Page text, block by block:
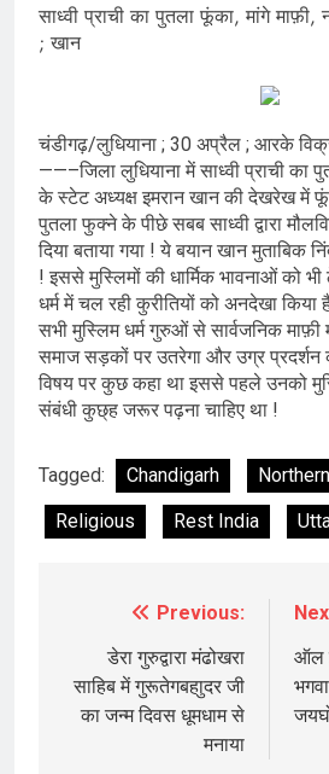
साध्वी प्राची का पुतला फूंका, मांगे माफ़ी,
; खान
चंडीगढ़/लुधियाना ; 30 अप्रैल ; आरके
——–जिला लुधियाना में साध्वी प्राची का
के स्टेट अध्यक्ष इमरान खान की देखरेख में
पुतला फुक्ने के पीछे सबब साध्वी द्वारा
दिया बताया गया ! ये बयान खान मुताबिक
! इससे मुस्लिमों की धार्मिक भावनाओं को
धर्म में चल रही कुरीतियों को अनदेखा किया
सभी मुस्लिम धर्म गुरुओं से सार्वजनिक माफ़ी
समाज सड़कों पर उतरेगा और उग्र प्रदर्शन
विषय पर कुछ कहा था इससे पहले उनको
संबंधी कुछ्ह जरूर पढ़ना चाहिए था !
Tagged: Chandigarh
Religious
Rest India
navigation
Previous:
डेरा गुरुद्वारा मंढोखरा
साहिब में गुरूतेगबहाुदर जी
का जन्म दिवस धूमधाम से
मनाया
ऑल